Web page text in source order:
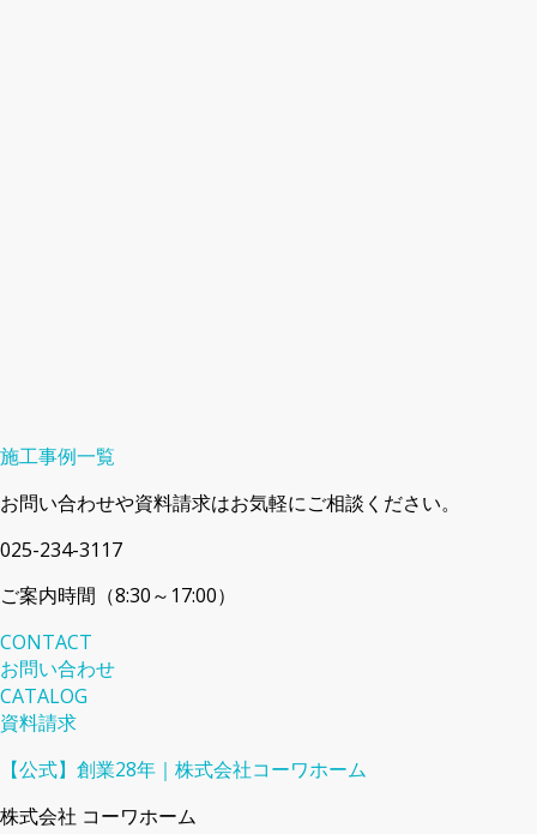
施工事例一覧
お問い合わせや資料請求はお気軽にご相談ください。
025-234-3117
ご案内時間（8:30～17:00）
CONTACT
お問い合わせ
CATALOG
資料請求
【公式】創業28年｜株式会社コーワホーム
株式会社 コーワホーム